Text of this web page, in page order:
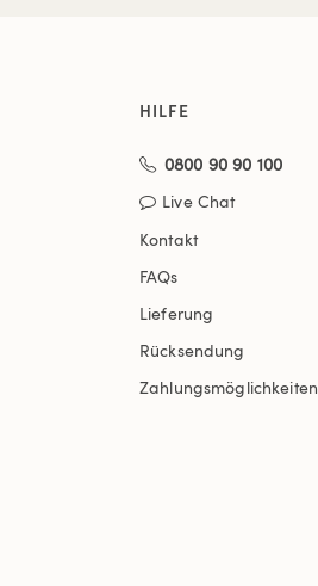
HILFE
0800 90 90 100
Live Chat
Kontakt
FAQs
Lieferung
Rücksendung
Zahlungsmöglichkeiten